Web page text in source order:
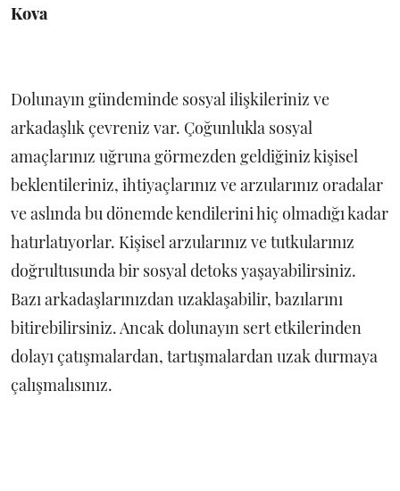
Kova
Dolunayın gündeminde sosyal ilişkileriniz ve
arkadaşlık çevreniz var. Çoğunlukla sosyal
amaçlarınız uğruna görmezden geldiğiniz kişisel
beklentileriniz, ihtiyaçlarınız ve arzularınız oradalar
ve aslında bu dönemde kendilerini hiç olmadığı kadar
hatırlatıyorlar. Kişisel arzularınız ve tutkularınız
doğrultusunda bir sosyal detoks yaşayabilirsiniz.
Bazı arkadaşlarınızdan uzaklaşabilir, bazılarını
bitirebilirsiniz. Ancak dolunayın sert etkilerinden
dolayı çatışmalardan, tartışmalardan uzak durmaya
çalışmalısınız.